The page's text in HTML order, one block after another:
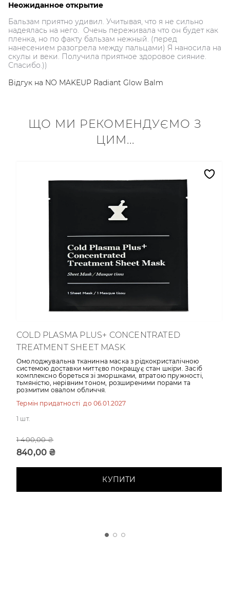
Неожиданное открытие
Бальзам приятно удивил. Учитывая, что я не сильно
надеялась на него. Очень переживала что он будет как
пленка, но по факту бальзам нежный. (перед
нанесением разогрела между пальцами) Я наносила на
скулы и веки. Получила приятное здоровое сияние.
Спасибо.))
Відгук на NO MAKEUP Radiant Glow Balm
ЩО МИ РЕКОМЕНДУЄМО З
ЦИМ...
COLD PLASMA PLUS+ CONCENTRATED
TREATMENT SHEET MASK
Омолоджувальна тканинна маска з рідкокристалічною
системою доставки миттєво покращує стан шкіри. Засіб
комплексно бореться зі зморшками, втратою пружності,
тьмяністю, нерівним тоном, розширеними порами та
розмитим овалом обличчя.
Термін придатності до 06.01.2027
1 шт.
1 400,00 ₴
840,00 ₴
КУПИТИ